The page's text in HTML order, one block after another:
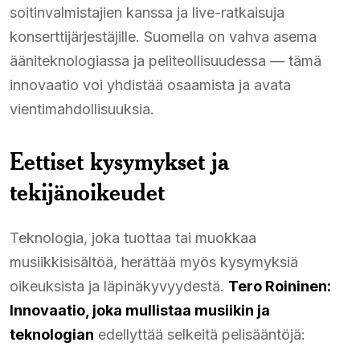
soitinvalmistajien kanssa ja live-ratkaisuja
konserttijärjestäjille. Suomella on vahva asema
ääniteknologiassa ja peliteollisuudessa — tämä
innovaatio voi yhdistää osaamista ja avata
vientimahdollisuuksia.
Eettiset kysymykset ja
tekijänoikeudet
Teknologia, joka tuottaa tai muokkaa
musiikkisisältöä, herättää myös kysymyksiä
oikeuksista ja läpinäkyvyydestä. Tero Roininen:
Innovaatio, joka mullistaa musiikin ja
teknologian edellyttää selkeitä pelisääntöjä: